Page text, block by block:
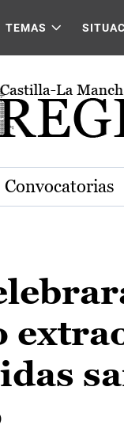
TEMAS
Convocatorias